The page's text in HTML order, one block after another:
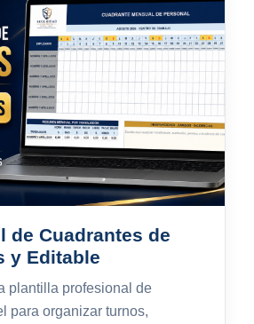
de Cuadrantes de
y Editable
plantilla profesional de
para organizar turnos,